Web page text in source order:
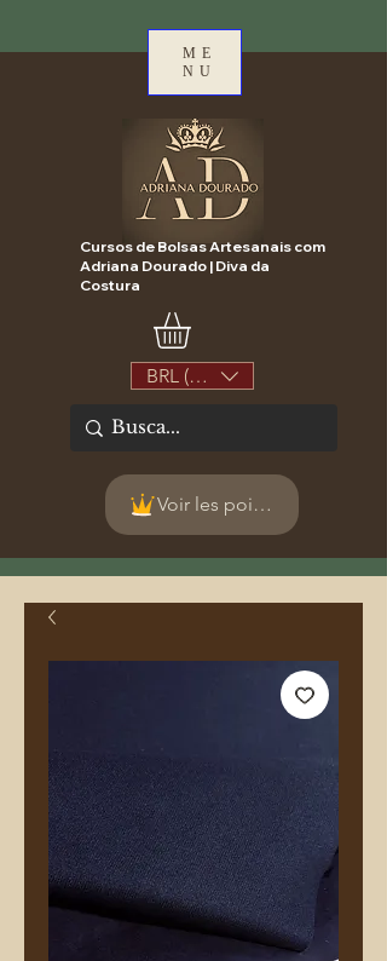
ME
NU
Cursos de Bolsas Artesanais com
Adriana Dourado | Diva da
Costura
BRL (R$)
Voir les points